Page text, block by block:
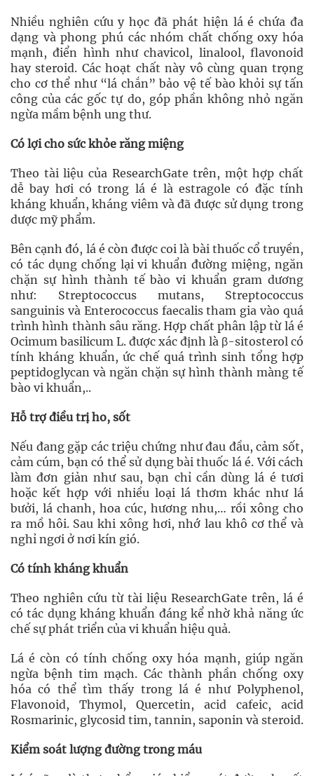
Nhiều nghiên cứu y học đã phát hiện lá é chứa đa
dạng và phong phú các nhóm chất chống oxy hóa
mạnh, điển hình như chavicol, linalool, flavonoid
hay steroid. Các hoạt chất này vô cùng quan trọng
cho cơ thể như “lá chắn” bảo vệ tế bào khỏi sự tấn
công của các gốc tự do, góp phần không nhỏ ngăn
ngừa mầm bệnh ung thư.
Có lợi cho sức khỏe răng miệng
Theo tài liệu của ResearchGate trên, một hợp chất
dễ bay hơi có trong lá é là estragole có đặc tính
kháng khuẩn, kháng viêm và đã được sử dụng trong
dược mỹ phẩm.
Bên cạnh đó, lá é còn được coi là bài thuốc cổ truyền,
có tác dụng chống lại vi khuẩn đường miệng, ngăn
chặn sự hình thành tế bào vi khuẩn gram dương
như: Streptococcus mutans, Streptococcus
sanguinis và Enterococcus faecalis tham gia vào quá
trình hình thành sâu răng. Hợp chất phân lập từ lá é
Ocimum basilicum L. được xác định là β-sitosterol có
tính kháng khuẩn, ức chế quá trình sinh tổng hợp
peptidoglycan và ngăn chặn sự hình thành màng tế
bào vi khuẩn,..
Hỗ trợ điều trị ho, sốt
Nếu đang gặp các triệu chứng như đau đầu, cảm sốt,
cảm cúm, bạn có thể sử dụng bài thuốc lá é. Với cách
làm đơn giản như sau, bạn chỉ cần dùng lá é tươi
hoặc kết hợp với nhiều loại lá thơm khác như lá
bưởi, lá chanh, hoa cúc, hương nhu,… rồi xông cho
ra mồ hôi. Sau khi xông hơi, nhớ lau khô cơ thể và
nghỉ ngơi ở nơi kín gió.
Có tính kháng khuẩn
Theo nghiên cứu từ tài liệu ResearchGate trên, lá é
có tác dụng kháng khuẩn đáng kể nhờ khả năng ức
chế sự phát triển của vi khuẩn hiệu quả.
Lá é còn có tính chống oxy hóa mạnh, giúp ngăn
ngừa bệnh tim mạch. Các thành phần chống oxy
hóa có thể tìm thấy trong lá é như Polyphenol,
Flavonoid, Thymol, Quercetin, acid cafeic, acid
Rosmarinic, glycosid tim, tannin, saponin và steroid.
Kiểm soát lượng đường trong máu